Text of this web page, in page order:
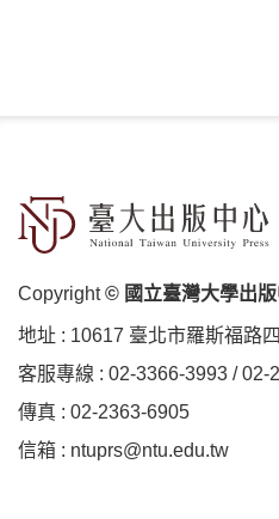
Copyright© 國立臺灣大學出
地址 : 10617 臺北市羅斯福路
客服專線 : 02-3366-3993 /02-
傳真 : 02-2363-6905
信箱 : ntuprs@ntu.edu.tw